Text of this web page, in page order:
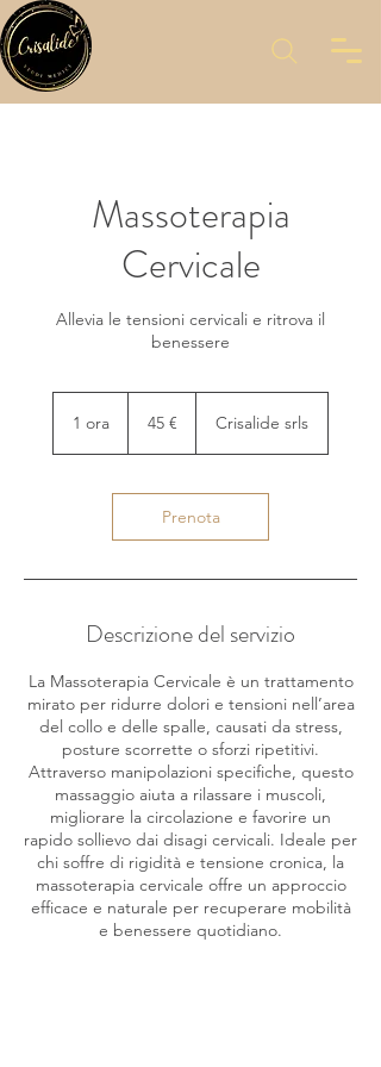
Massoterapia
Cervicale
Allevia le tensioni cervicali e ritrova il
benessere
1 ora 45 € Crisalide srls
Prenota
Descrizione del servizio
La Massoterapia Cervicale è un trattamento
mirato per ridurre dolori e tensioni nell’area
del collo e delle spalle, causati da stress,
posture scorrette o sforzi ripetitivi.
Attraverso manipolazioni specifiche, questo
massaggio aiuta a rilassare i muscoli,
migliorare la circolazione e favorire un
rapido sollievo dai disagi cervicali. Ideale per
chi soffre di rigidità e tensione cronica, la
massoterapia cervicale offre un approccio
efficace e naturale per recuperare mobilità
e benessere quotidiano.